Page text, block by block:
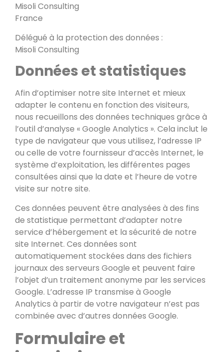
Misoli Consulting
France
Délégué à la protection des données :
Misoli Consulting
Données et statistiques
Afin d’optimiser notre site Internet et mieux
adapter le contenu en fonction des visiteurs,
nous recueillons des données techniques grâce à
l’outil d’analyse « Google Analytics ». Cela inclut le
type de navigateur que vous utilisez, l’adresse IP
ou celle de votre fournisseur d’accès Internet, le
système d’exploitation, les différentes pages
consultées ainsi que la date et l’heure de votre
visite sur notre site.
Ces données peuvent être analysées à des fins
de statistique permettant d’adapter notre
service d’hébergement et la sécurité de notre
site Internet. Ces données sont
automatiquement stockées dans des fichiers
journaux des serveurs Google et peuvent faire
l’objet d’un traitement anonyme par les services
Google. L’adresse IP transmise à Google
Analytics à partir de votre navigateur n’est pas
combinée avec d’autres données Google.
Formulaire et